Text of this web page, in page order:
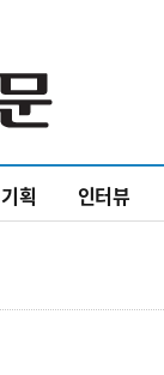
기획 인터뷰